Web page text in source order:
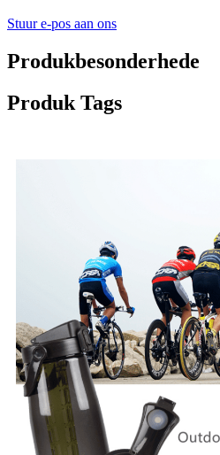
Stuur e-pos aan ons
Produkbesonderhede
Produk Tags